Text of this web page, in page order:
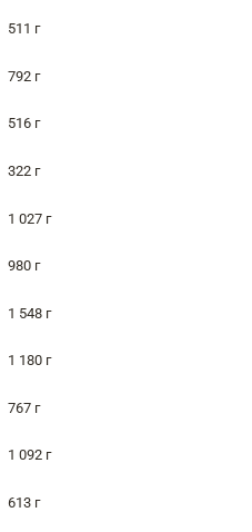
511 г
792 г
516 г
322 г
1 027 г
980 г
1 548 г
1 180 г
767 г
1 092 г
613 г